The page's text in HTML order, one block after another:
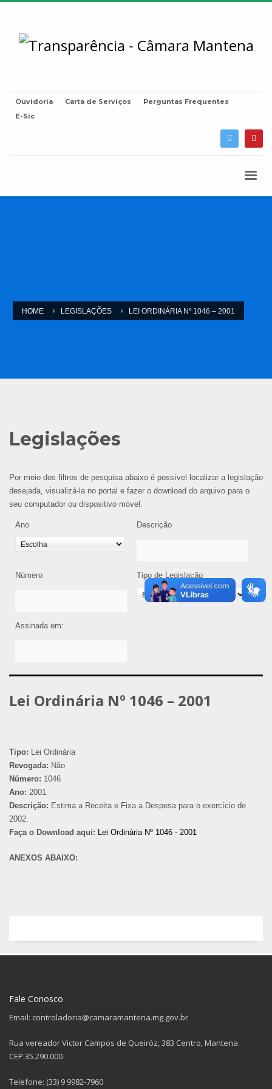
Ouvidoria Carta de Serviços
Perguntas Frequentes
E-Sic
HOME LEGISLAÇÕES LEI ORDINÁRIA Nº 1046 – 2001
Legislações
Por meio dos filtros de pesquisa abaixo é possível localizar a legislação
desejada, visualizá-la no portal e fazer o download do arquivo para o
seu computador ou dispositivo móvel.
Ano Descrição
Número Tipo de Legislação
Assinada em:
Lei Ordinária Nº 1046 – 2001
Tipo: Lei Ordinária
Revogada: Não
Número: 1046
Ano: 2001
Descrição: Estima a Receita e Fixa a Despesa para o exercício de
2002.
Faça o Download aqui: Lei Ordinária Nº 1046 - 2001
ANEXOS ABAIXO:
Fale Conosco
Email: controladoria@camaramantena.mg.gov.br
Rua vereador Victor Campos de Queiróz, 383 Centro, Mantena.
CEP.35.290.000
Telefone: (33) 9 9982-7960